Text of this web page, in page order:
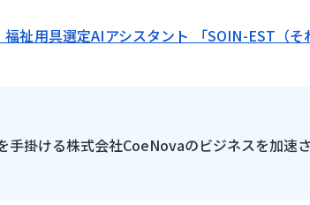
祉用具選定AIアシスタント 「SOIN-EST（そ
掛ける株式会社CoeNovaのビジネスを加速